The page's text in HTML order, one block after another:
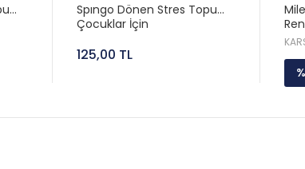
Spıngo Dönen Stres Topu
Çocuklar İçin
125,00 TL